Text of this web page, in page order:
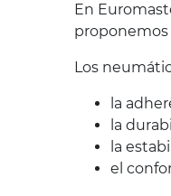
En
proponemos
Los
la
la
la
el